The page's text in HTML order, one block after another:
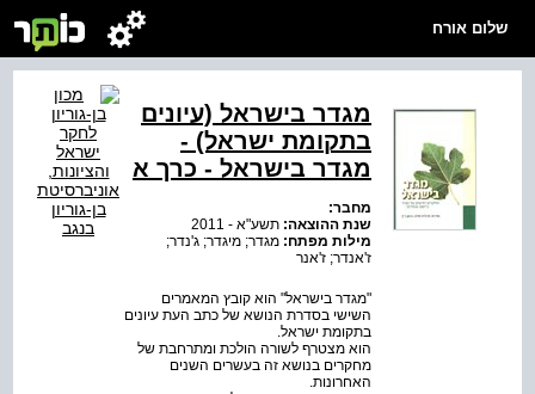
שלום אורח
מגדר בישראל (עיונים
בתקומת ישראל) -
מגדר בישראל - כרך א
מחבר:
שנת ההוצאה: תשע"א - 2011
מילות מפתח: מגדר; מיגדר; ג'נדר;
ז'אנדר; ז'אנר
"מגדר בישראל" הוא קובץ המאמרים
השישי בסדרת הנושא של כתב העת עיונים
בתקומת ישראל.
הוא מצטרף לשורה הולכת ומתרחבת של
מחקרים בנושא זה בעשרים השנים
האחרונות.